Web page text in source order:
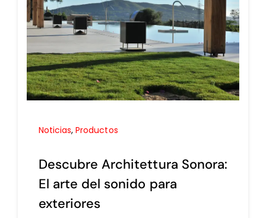
Noticias,Productos
Descubre Architettura Sonora:
El arte del sonido para
exteriores